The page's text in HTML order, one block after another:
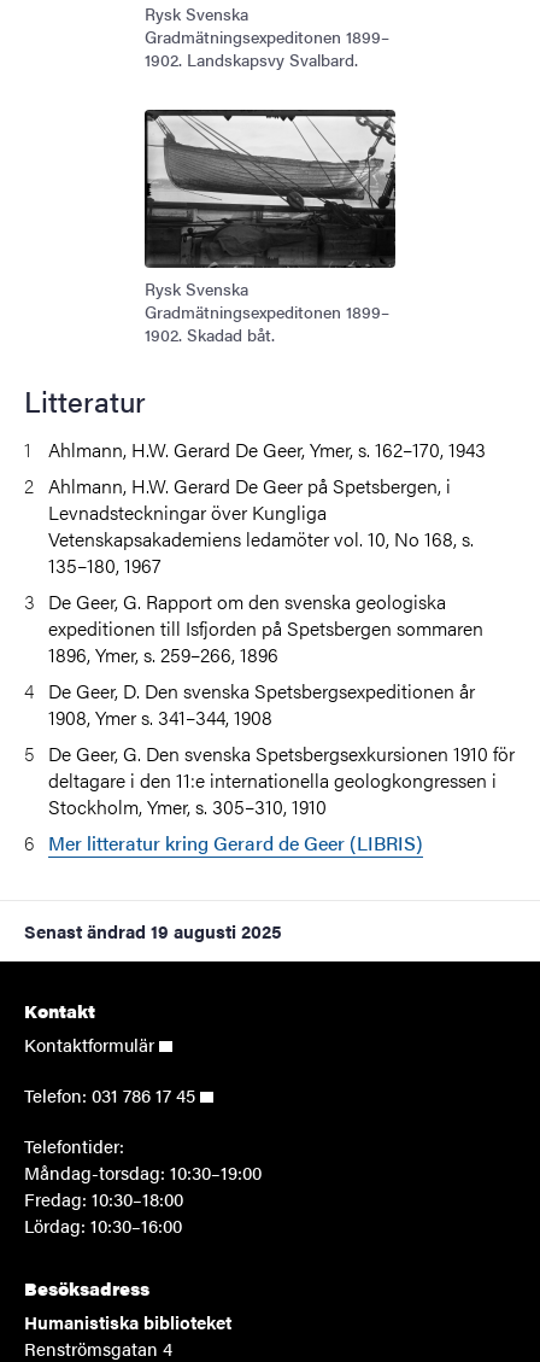
Rysk Svenska
Gradmätningsexpeditonen 1899–
1902. Landskapsvy Svalbard.
Rysk Svenska
Gradmätningsexpeditonen 1899–
1902. Skadad båt.
Litteratur
Ahlmann, H.W. Gerard De Geer, Ymer, s. 162–170, 1943
Ahlmann, H.W. Gerard De Geer på Spetsbergen, i
Levnadsteckningar över Kungliga
Vetenskapsakademiens ledamöter vol. 10, No 168, s.
135–180, 1967
De Geer, G. Rapport om den svenska geologiska
expeditionen till Isfjorden på Spetsbergen sommaren
1896, Ymer, s. 259–266, 1896
De Geer, D. Den svenska Spetsbergsexpeditionen år
1908, Ymer s. 341–344, 1908
De Geer, G. Den svenska Spetsbergsexkursionen 1910 för
deltagare i den 11:e internationella geologkongressen i
Stockholm, Ymer, s. 305–310, 1910
Mer litteratur kring Gerard de Geer (LIBRIS)
Senast ändrad 19 augusti 2025
Kontakt
Kontaktformulär
Telefon: 031 786 17 45
Telefontider:
Måndag-torsdag: 10:30–19:00
Fredag: 10:30–18:00
Lördag: 10:30–16:00
Besöksadress
Humanistiska biblioteket
Renströmsgatan 4